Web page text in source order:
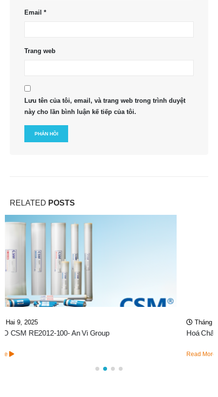
Email *
Trang web
Lưu tên của tôi, email, và trang web trong trình duyệt
này cho lần bình luận kế tiếp của tôi.
RELATED POSTS
Tháng Tư 20, 2026
Hoá Chất Tẩy Cáu Cặn Màng RO Chất Lượng Tốt
Read More